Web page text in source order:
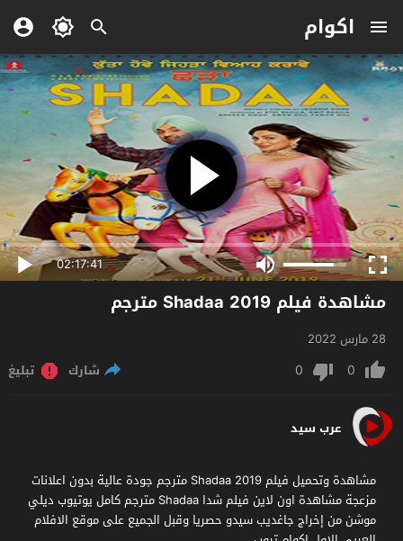
اكوام
02:17:41
مشاهدة فيلم Shadaa 2019 مترجم
28 مارس 2022
0
0 شارك تبليغ
عرب سيد
مشاهدة وتحميل فيلم Shadaa 2019 مترجم جودة عالية بدون اعلانات
مزعجة مشاهدة اون لاين فيلم شدا Shadaa مترجم كامل يوتيوب ديلي
موشن من إخراج جاغديب سيدو حصريا وقبل الجميع على موقع الافلام